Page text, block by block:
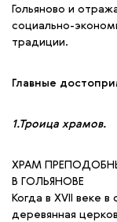
Гольяново и
социально-
традиции.
Главные
1.Троица храмов.
ХРАМ
В ГОЛЬЯНОВЕ
Когда в XVII веке в
деревянная